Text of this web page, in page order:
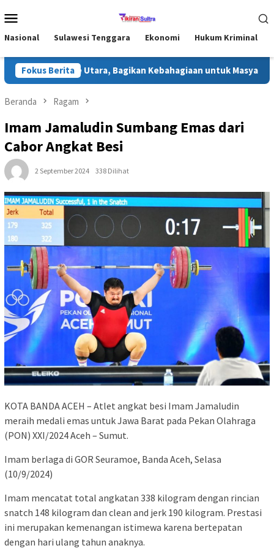
ke
Mobile
Nasional Sulawesi Tenggara Ekonomi Hukum Kriminal
Fokus Berita
di Konawe Utara, Bagikan Kebahagiaan untuk Masyarakat
Beranda Ragam
Imam Jamaludin Sumbang Emas dari
Cabor Angkat Besi
2 September 2024 338 Dilihat
KOTA BANDA ACEH – Atlet angkat besi Imam Jamaludin
meraih medali emas untuk Jawa Barat pada Pekan Olahraga
(PON) XXI/2024 Aceh – Sumut.
Imam berlaga di GOR Seuramoe, Banda Aceh, Selasa
(10/9/2024)
Imam mencatat total angkatan 338 kilogram dengan rincian
snatch 148 kilogram dan clean and jerk 190 kilogram. Prestasi
ini merupakan kemenangan istimewa karena bertepatan
dengan hari ulang tahun anaknya.